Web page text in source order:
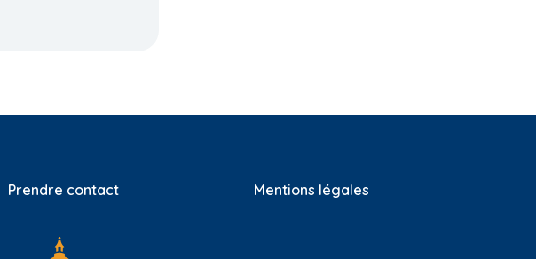
Prendre contact Mentions légales